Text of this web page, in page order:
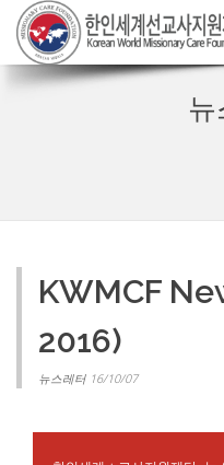
뉴
KWMCF
2016)
뉴스레터 16/10/07